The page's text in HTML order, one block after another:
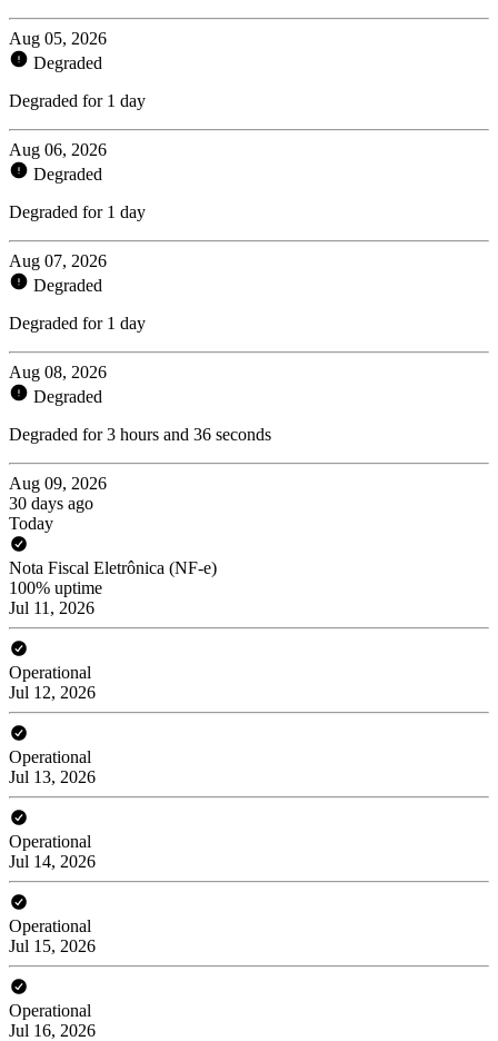
Aug 05, 2026
Degraded
Degraded for 1 day
Aug 06, 2026
Degraded
Degraded for 1 day
Aug 07, 2026
Degraded
Degraded for 1 day
Aug 08, 2026
Degraded
Degraded for 3 hours and 36 seconds
Aug 09, 2026
30 days ago
Today
Nota Fiscal Eletrônica (NF-e)
100% uptime
Jul 11, 2026
Operational
Jul 12, 2026
Operational
Jul 13, 2026
Operational
Jul 14, 2026
Operational
Jul 15, 2026
Operational
Jul 16, 2026